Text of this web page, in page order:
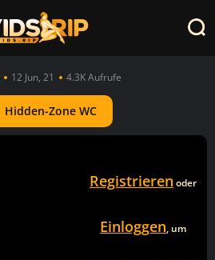
12 Jun, 21 4.3K Aufrufe
Hidden-Zone WC
Registrieren oder
Einloggen, um